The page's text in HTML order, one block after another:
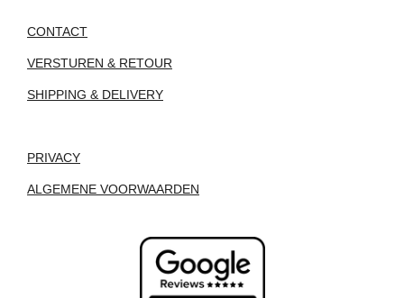
CONTACT
VERSTUREN & RETOUR
SHIPPING & DELIVERY
PRIVACY
ALGEMENE VOORWAARDEN